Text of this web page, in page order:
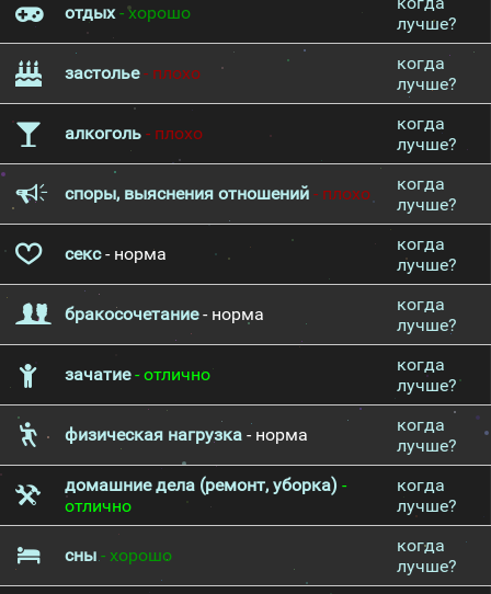
отдых- хорошо
лучше?
застолье- плохо
когда
лучше?
алкоголь - плохо
когда
лучше?
споры, выяснения отношений - плохо
когда
лучше?
секс- норма
когда
лучше?
бракосочетание- норма
когда
лучше?
зачатие- отлично
когда
лучше?
физическая нагрузка - норма
когда
лучше?
домашние дела (ремонт, уборка) -
отлично
когда
лучше?
сны- хорошо
когда
лучше?